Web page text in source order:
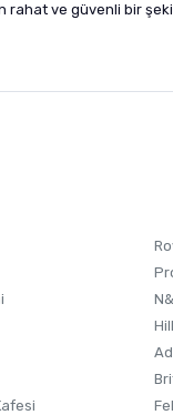
rahat ve güvenli bir